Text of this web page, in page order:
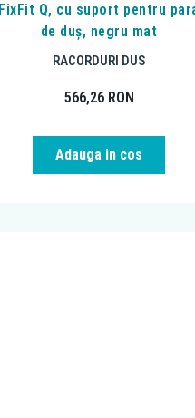
FixFit Q, cu suport pentru
de duș, negru mat
RACORDURI DUS
566,26 RON
Adauga in cos